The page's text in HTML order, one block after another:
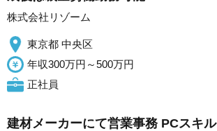
株式会社リゾーム
東京都 中央区
年収300万円～500万円
正社員
建材メーカーにて営業事務 PCスキ